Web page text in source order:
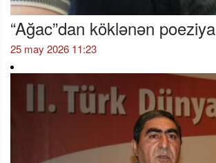
“Ağac”dan köklənən poeziya
25 may 2026 11:23